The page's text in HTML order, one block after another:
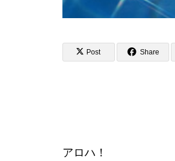
Post Share
アロハ！